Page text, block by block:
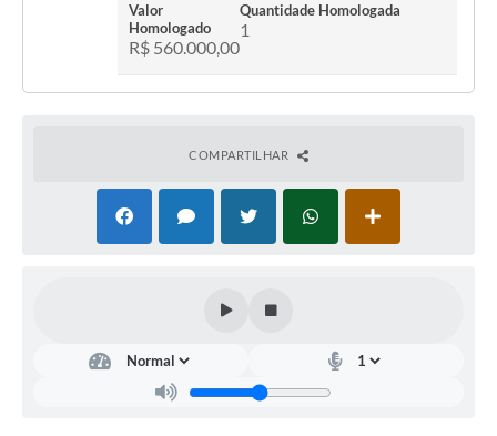
Valor
Homologado
R$ 560.000,00
Quantidade Homologada
1
COMPARTILHAR